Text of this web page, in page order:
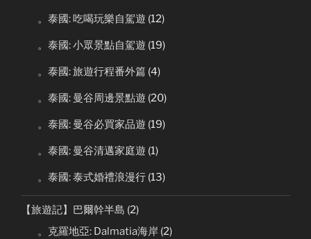
。泰國: 吃喝玩樂自駕遊 (12)
。泰國: 小眾景點自駕遊 (19)
。泰國: 旅遊行程番外篇 (4)
。泰國: 曼谷周邊景點遊 (20)
。泰國: 曼谷必買家品遊 (19)
。泰國: 曼谷清邁家庭遊 (1)
。泰國: 泰式婚禮浪漫行 (13)
【旅遊記】巴爾幹半島 (2)
。克羅地亞: Dalmatia海岸 (2)